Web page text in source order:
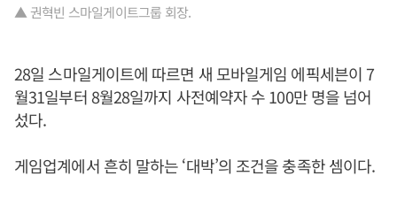
▲ 권혁빈 스마일게이트그룹 회장.
28일 스마일게이트에 따르면 새 모바일게임 에픽세븐이 7
월31일부터 8월28일까지 사전예약자 수 100만 명을 넘어
섰다.
게임업계에서 흔히 말하는 ‘대박’의 조건을 충족한 셈이다.